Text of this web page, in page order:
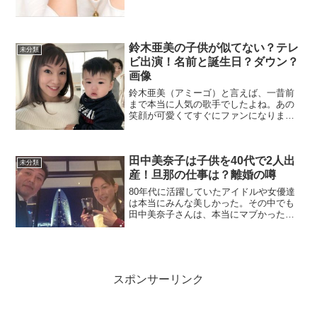
未分類
鈴木亜美の子供が似てない？テレ
ビ出演！名前と誕生日？ダウン？
画像
鈴木亜美（アミーゴ）と言えば、一昔前
まで本当に人気の歌手でしたよね。あの
笑顔が可愛くてすぐにファンになりまし
ついてまとめました。子供...
未分類
田中美奈子は子供を40代で2人出
産！旦那の仕事は？離婚の噂
80年代に活躍していたアイドルや女優達
は本当にみんな美しかった。その中でも
田中美奈子さんは、本当にマブかった！
スポンサーリンク